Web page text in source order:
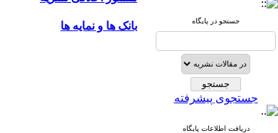
جستجو در پایگاه
جستجوی پیشرفته
دریافت اطلاعات پایگاه
بانک ها و نمایه ها